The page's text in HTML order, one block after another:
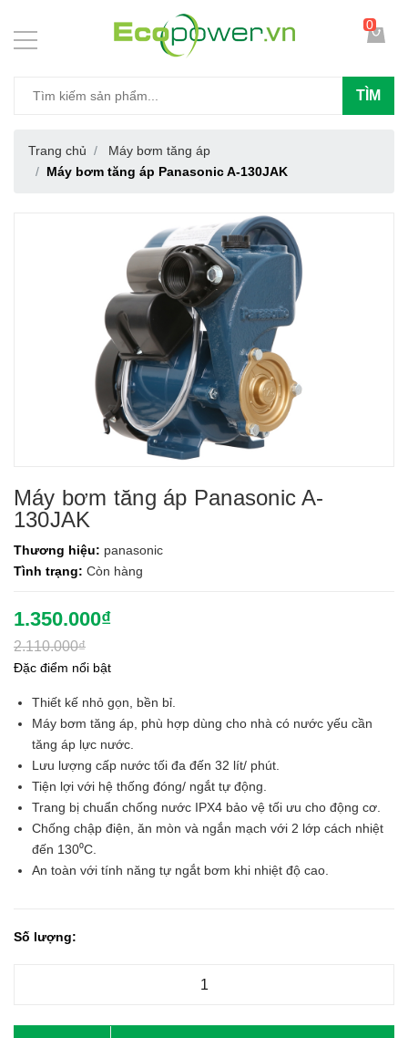
TÌM
0
Trang chủ
Máy bơm tăng áp
Máy bơm tăng áp Panasonic A-130JAK
Máy bơm tăng áp Panasonic A-
130JAK
Thương hiệu: panasonic
Tình trạng: Còn hàng
1.350.000₫
2.110.000₫
Đặc điểm nổi bật
Thiết kế nhỏ gọn, bền bỉ.
Máy bơm tăng áp, phù hợp dùng cho nhà có nước yếu cần
tăng áp lực nước.
Lưu lượng cấp nước tối đa đến 32 lít/ phút.
Tiện lợi với hệ thống đóng/ ngắt tự động.
Trang bị chuẩn chống nước IPX4 bảo vệ tối ưu cho động cơ.
Chống chập điện, ăn mòn và ngắn mạch với 2 lớp cách nhiệt
đến 130⁰C.
An toàn với tính năng tự ngắt bơm khi nhiệt độ cao.
Số lượng: